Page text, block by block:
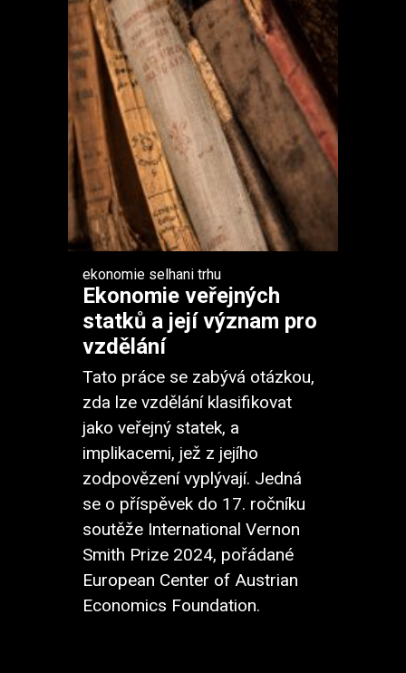
ekonomie selhani trhu
Ekonomie veřejných
statků a její význam pro
vzdělání
Tato práce se zabývá otázkou,
zda lze vzdělání klasifikovat
jako veřejný statek, a
implikacemi, jež z jejího
zodpovězení vyplývají. Jedná
se o příspěvek do 17. ročníku
soutěže International Vernon
Smith Prize 2024, pořádané
European Center of Austrian
Economics Foundation.